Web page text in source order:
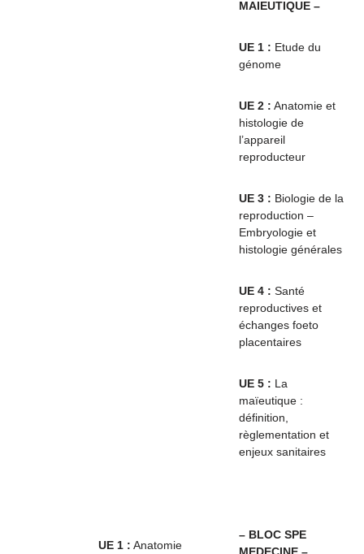
UE 1 : Anatomie
MAIEUTIQUE –
UE 1 : Etude du
génome
UE 2 : Anatomie et
histologie de
l’appareil
reproducteur
UE 3 : Biologie de la
reproduction –
Embryologie et
histologie générales
UE 4 : Santé
reproductives et
échanges foeto
placentaires
UE 5 : La
maïeutique :
définition,
règlementation et
enjeux sanitaires
– BLOC SPE
MEDECINE –